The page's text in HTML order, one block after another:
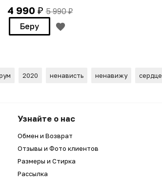
4 990 ₽ 5 990₽
Беру
2020 ненависть ненавижу сердце
Узнайте о нас
Обмен и Возврат
Отзывы и Фото клиентов
Размеры и Стирка
Рассылка